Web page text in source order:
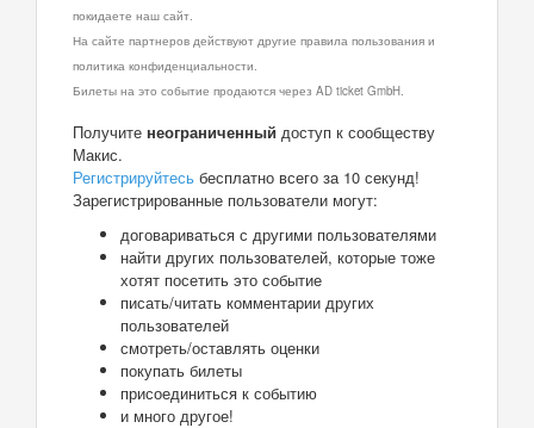
покидаете наш сайт.
На сайте партнеров действуют другие правила пользования и
политика конфиденциальности.
Билеты на это событие продаются через AD ticket GmbH.
Получите неограниченный доступ к сообществу
Макис.
Регистрируйтесь бесплатно всего за 10 секунд!
Зарегистрированные пользователи могут:
договариваться с другими пользователями
найти других пользователей, которые тоже
хотят посетить это событие
писать/читать комментарии других
пользователей
смотреть/оставлять оценки
покупать билеты
присоединиться к событию
и много другое!